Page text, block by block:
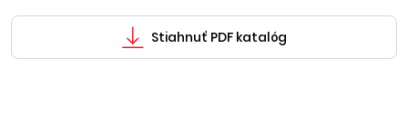
Stiahnuť PDF katalóg